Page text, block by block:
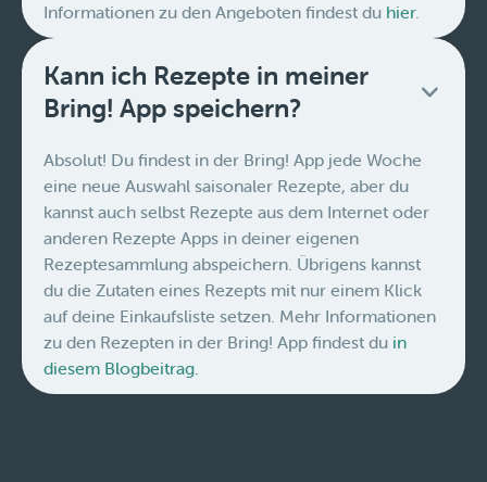
Informationen zu den Angeboten findest du hier.
Kann ich Rezepte in meiner
Bring! App speichern?
Absolut! Du findest in der Bring! App jede Woche
eine neue Auswahl saisonaler Rezepte, aber du
kannst auch selbst Rezepte aus dem Internet oder
anderen Rezepte Apps in deiner eigenen
Rezeptesammlung abspeichern. Übrigens kannst
du die Zutaten eines Rezepts mit nur einem Klick
auf deine Einkaufsliste setzen. Mehr Informationen
zu den Rezepten in der Bring! App findest du in
diesem Blogbeitrag.